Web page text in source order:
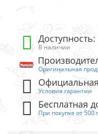
В наличии
Оригинальная
Условия гарантии
Бесплатная
При покупке от 500